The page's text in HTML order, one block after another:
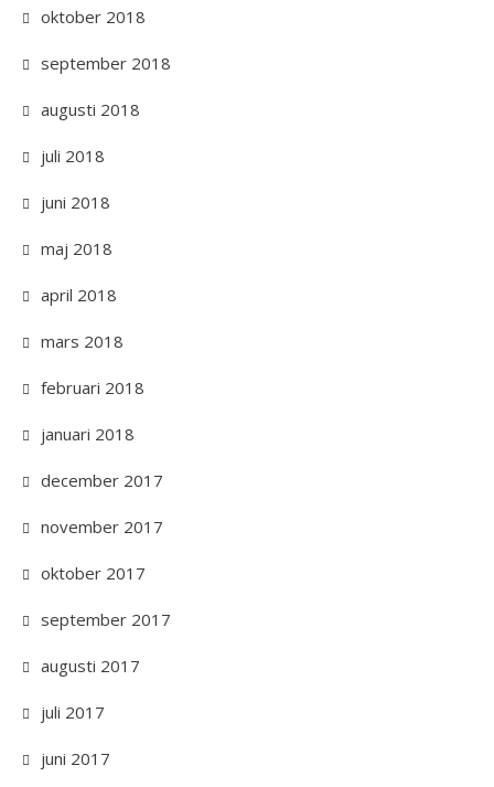
oktober 2018
september 2018
augusti 2018
juli 2018
juni 2018
maj 2018
april 2018
mars 2018
februari 2018
januari 2018
december 2017
november 2017
oktober 2017
september 2017
augusti 2017
juli 2017
juni 2017